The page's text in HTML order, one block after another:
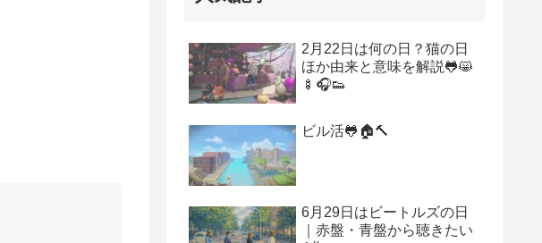
2月22日は何の日？猫の日
ほか由来と意味を解説🐸😸
🍢🎧👟
ビル活🐸🏠🔨
6月29日はビートルズの日
｜赤盤・青盤から聴きたい